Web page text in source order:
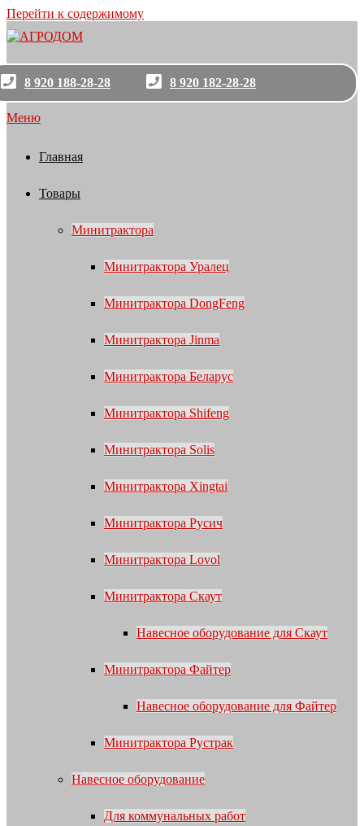
Перейти к содержимому
8 920 188-28-28 8 920 182-28-28
Меню
Главная
Товары
Минитрактора
Минитрактора Уралец
Минитрактора DongFeng
Минитрактора Jinma
Минитрактора Беларус
Минитрактора Shifeng
Минитрактора Solis
Минитрактора Xingtai
Минитрактора Русич
Минитрактора Lovol
Минитрактора Скаут
Навесное оборудование для Скаут
Минитрактора Файтер
Навесное оборудование для Файтер
Минитрактора Рустрак
Навесное оборудование
Для коммунальных работ